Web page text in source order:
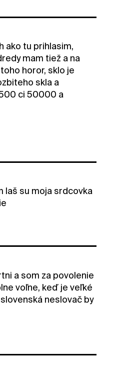
ako tu prihlasim,
mam tiež a na
horor, sklo je
skla a
ci 50000 a
laš su moja srdcovka
a som za povolenie
voľne, keď je veľké
neslovač by